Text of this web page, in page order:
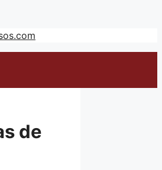
de